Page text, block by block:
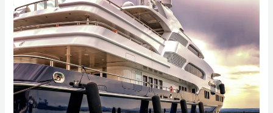
Partyboot
mieten‎